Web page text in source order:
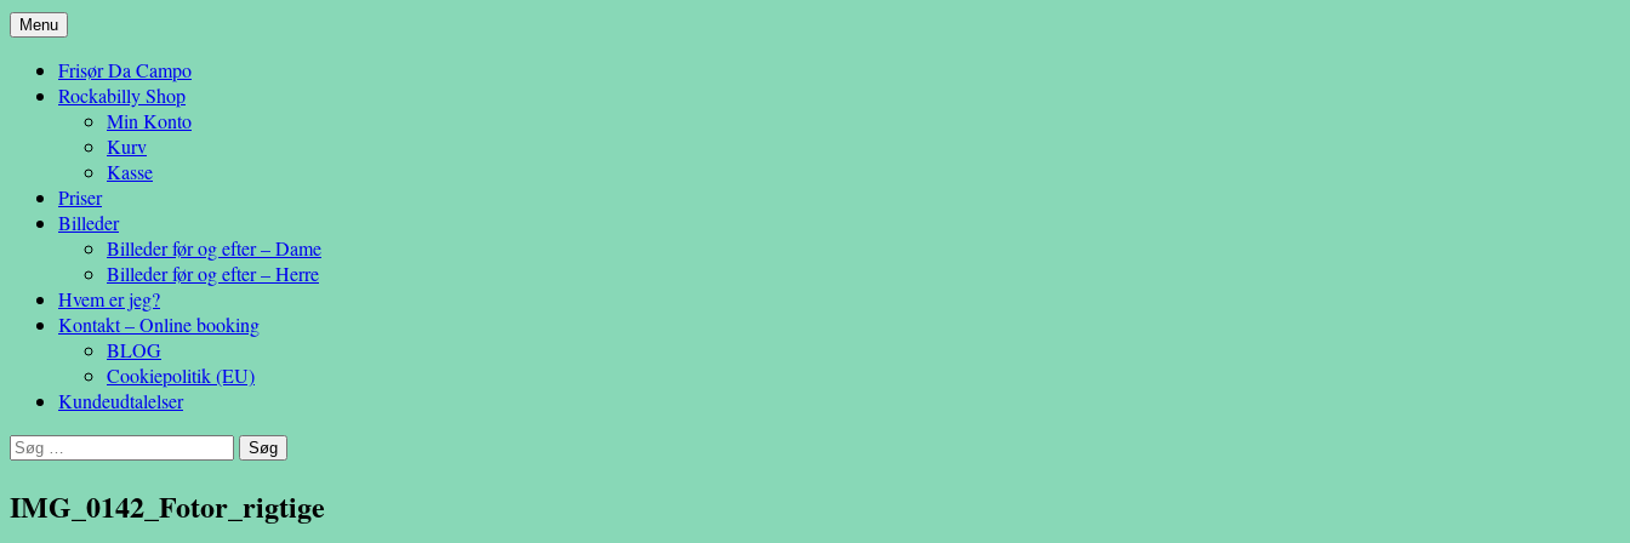
Da Campo
– en anderledes frisøroplevelse
Menu Hop
indhold
Frisør Da Campo
Rockabilly Shop
Min Konto
Kurv
Kasse
Priser
Billeder
Billeder før og efter – Dame
Billeder før og efter – Herre
Hvem er jeg?
Kontakt – Online booking
BLOG
Cookiepolitik (EU)
Kundeudtalelser
Søg
IMG_0142_Fotor_rigtige